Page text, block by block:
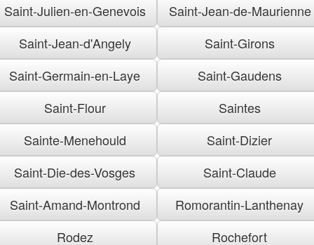
Saint-Julien-en-Genevois
Saint-Jean-de-Maurienne
Saint-Jean-d'Angely
Saint-Girons
Saint-Germain-en-Laye
Saint-Gaudens
Saint-Flour
Saintes
Sainte-Menehould
Saint-Dizier
Saint-Die-des-Vosges
Saint-Claude
Saint-Amand-Montrond
Romorantin-Lanthenay
Rodez
Rochefort